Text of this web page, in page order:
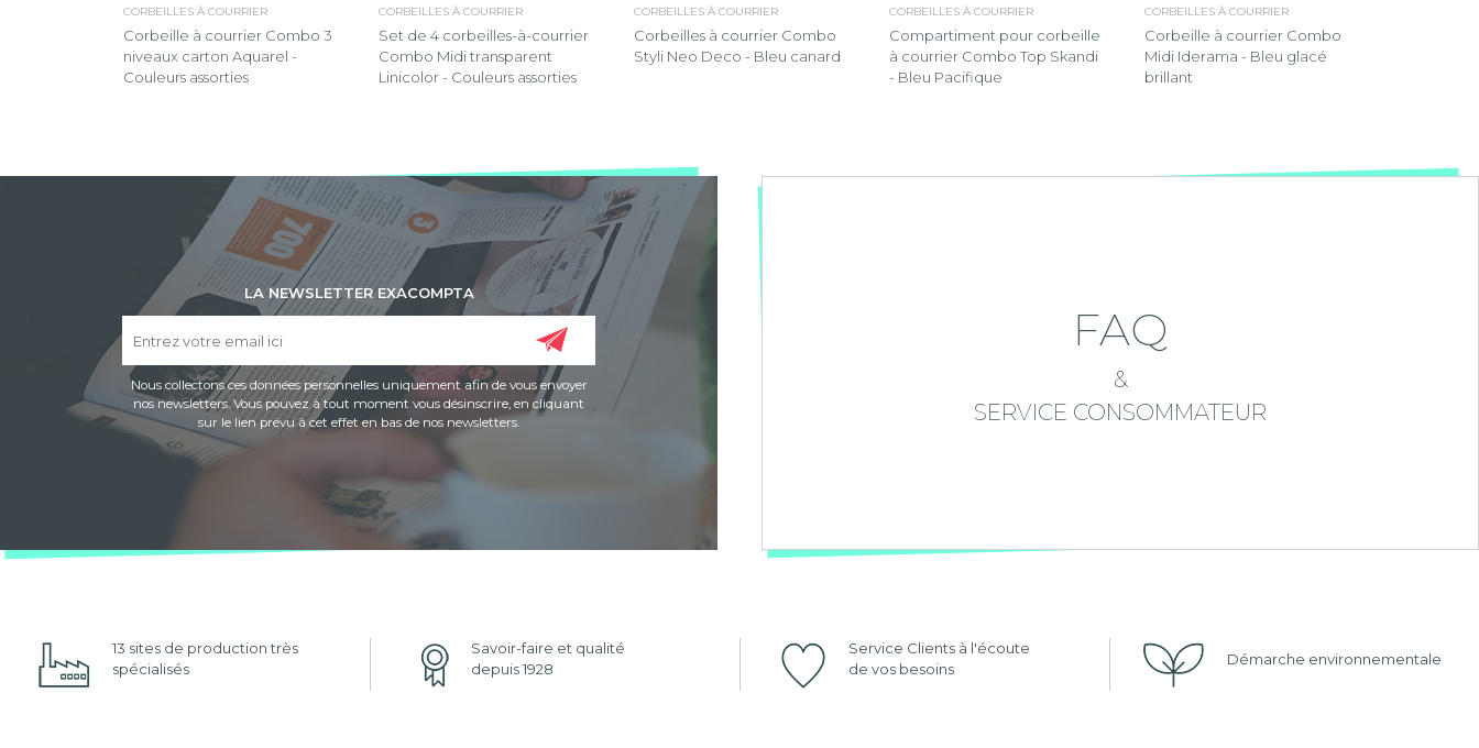
CORBEILLES À COURRIER
Corbeille à courrier Combo 3
niveaux carton Aquarel -
Couleurs assorties
CORBEILLES À COURRIER
Set de 4 corbeilles-à-courrier
Combo Midi transparent
Linicolor - Couleurs assorties
CORBEILLES À COURRIER
Corbeilles à courrier Combo
Styli Neo Deco - Bleu canard
CORBEILLES À COURRIER
Compartiment pour corbeille
à courrier Combo Top Skandi
- Bleu Pacifique
CORBEILLES À COURRIER
Corbeille à courrier Combo
Midi Iderama - Bleu glacé
brillant
LA NEWSLETTER EXACOMPTA
Nous collectons ces données personnelles uniquement afin de vous envoyer
nos newsletters. Vous pouvez à tout moment vous désinscrire, en cliquant
sur le lien prévu à cet effet en bas de nos newsletters.
FAQ
&
SERVICE CONSOMMATEUR
13 sites de production très
spécialisés
Savoir-faire et qualité
depuis 1928
Service Clients à l'écoute
de vos besoins
Démarche environnementale